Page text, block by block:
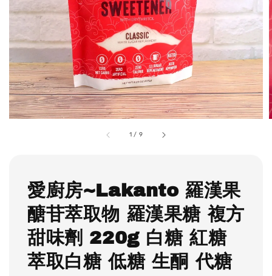
1 / 9
愛廚房~Lakanto 羅漢果
醣苷萃取物 羅漢果糖 複方
甜味劑 220g 白糖 紅糖
萃取白糖 低糖 生酮 代糖